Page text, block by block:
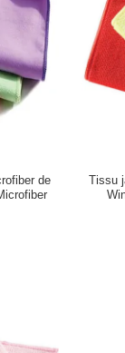
de
Tissu